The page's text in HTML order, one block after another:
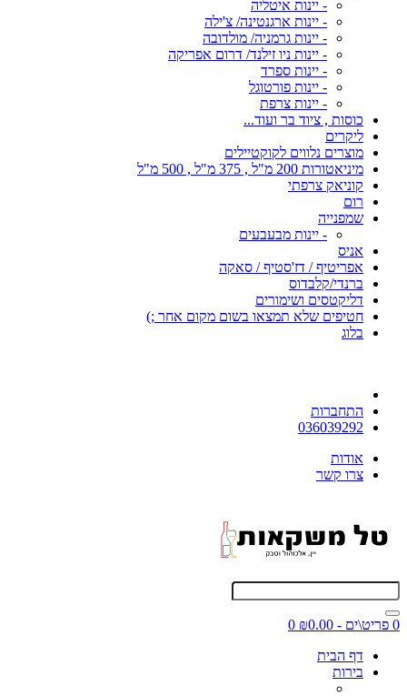
- יינות איטליה
- יינות ארגנטינה/ צ'ילה
- יינות גרמניה/ מולדובה
- יינות ניו זילנד/ דרום אפריקה
- יינות ספרד
- יינות פורטוגל
- יינות צרפת
כוסות , ציוד בר ועוד...
ליקרים
מוצרים נלווים לקוקטיילים
מיניאטורות 200 מ"ל , 375 מ"ל , 500 מ"ל
קוניאק צרפתי
רום
שמפנייה
- יינות מבעבעים
אניס
אפריטיף / דז'סטיף / סאקה
ברנדי/קלבדוס
דליקטסים ושימורים
חטיפים שלא תמצאו בשום מקום אחר ;)
בלוג
התחברות
036039292
אודות
צרו קשר
0 פריט\ים - ₪0.00
0
דף הבית
בירות